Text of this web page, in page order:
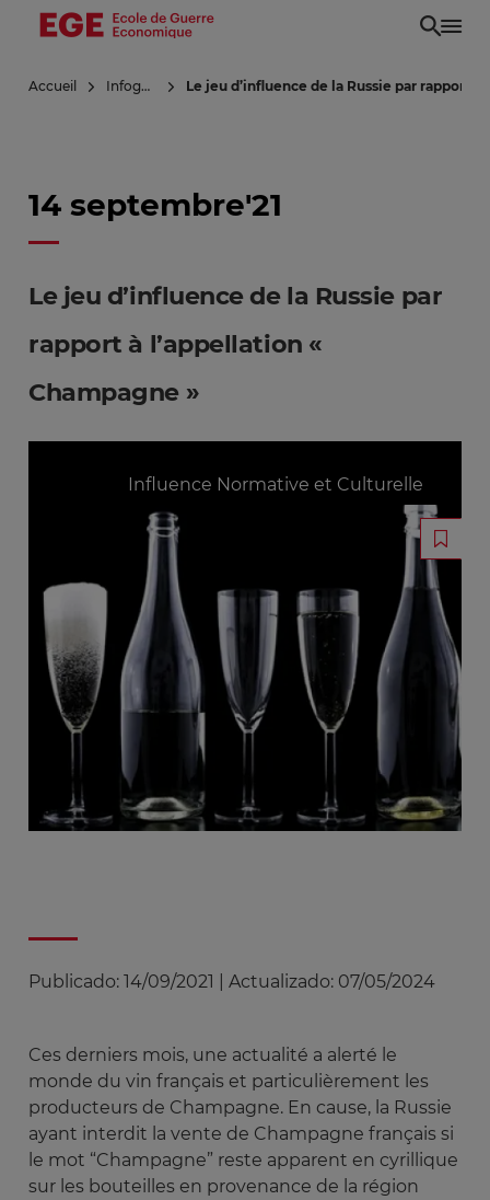
Aller
principal
Accueil Infoguerre Le jeu d’influence de la Russie par rapport à
14 septembre'21
Le jeu d’influence de la Russie par
rapport à l’appellation «
Champagne »
Influence Normative et Culturelle
Publicado: 14/09/2021 Actualizado: 07/05/2024
Ces derniers mois, une actualité a alerté le
monde du vin français et particulièrement les
producteurs de Champagne. En cause, la Russie
ayant interdit la vente de Champagne français si
le mot “Champagne” reste apparent en cyrillique
sur les bouteilles en provenance de la région